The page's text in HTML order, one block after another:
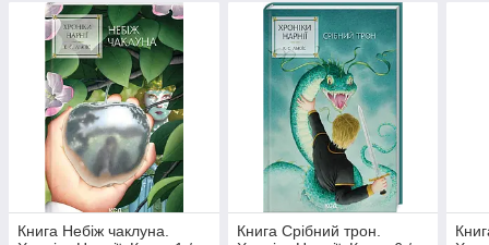
Книга Небіж чаклуна.
Книга Срібний трон.